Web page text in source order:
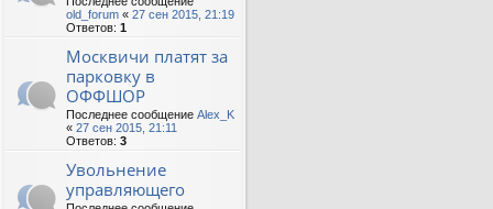
old_forum « 27 сен 2015, 21:19
Ответов: 1
Москвичи платят за
парковку в
ОФФШОР
Последнее сообщение Alex_K
« 27 сен 2015, 21:11
Ответов: 3
Увольнение
управляющего